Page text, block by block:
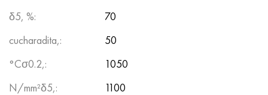
δ5, %:
70
cucharadita,:
50
°Сσ0.2,:
1050
N/mm²δ5,:
1100